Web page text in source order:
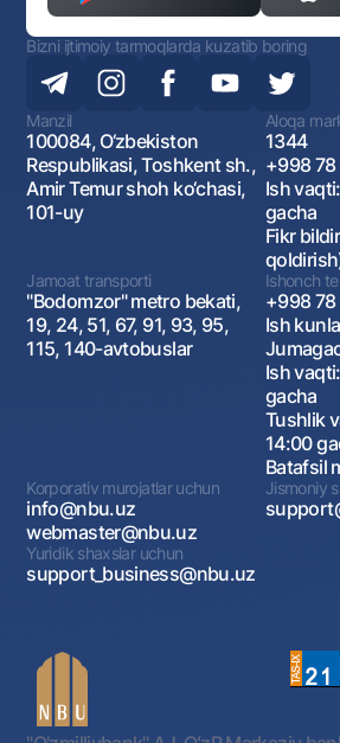
Bizni ijtimoiy tarmoqlarda kuzatib boring
Manzil
100084, O‘zbekiston
Respublikasi, Toshkent sh.,
Amir Temur shoh ko‘chasi,
101-uy
Aloqa
1344
+998
Ish
gacha
Fikr
Jamoat transporti
"Bodomzor" metro bekati,
19, 24, 51, 67, 91, 93, 95,
115, 140-avtobuslar
Ishonch
+998
Ish
Ish
gacha
Tushlik
14:00
Batafsil
Korporativ murojatlar uchun
info@nbu.uz
webmaster@nbu.uz
Jismoniy
Yuridik shaxslar uchun
support_business@nbu.uz